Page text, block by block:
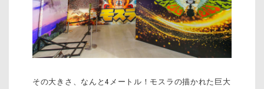
その大きさ、なんと4メートル！モスラの描かれた巨大